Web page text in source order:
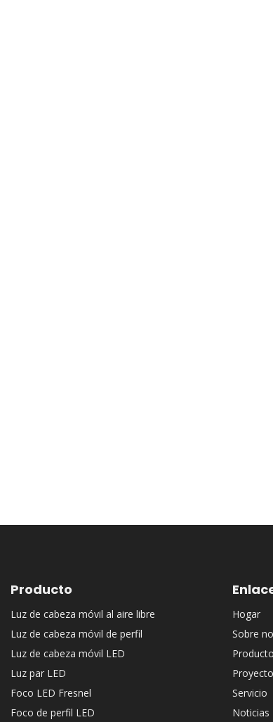
Producto
Luz de cabeza móvil al aire libre
Luz de cabeza móvil de perfil
Luz de cabeza móvil LED
Luz par LED
Foco LED Fresnel
Foco de perfil LED
Hogar
Sobre
Servicio
Noticias